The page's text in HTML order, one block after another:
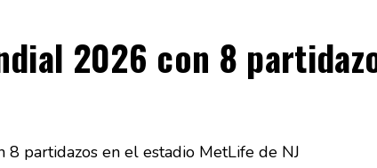
2026 con 8